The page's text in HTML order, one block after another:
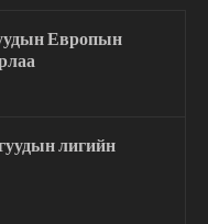
Европын
лигийн